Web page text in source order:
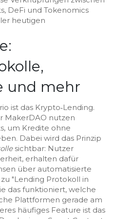
DeFi und Tokenomics
heutigen
und mehr
ist das Krypto‑Lending.
MakerDAO nutzen
um Kredite ohne
Dabei wird das Prinzip
sichtbar: Nutzer
erhalten dafür
über automatisierte
"Lending Protokoll in
das funktioniert, welche
Plattformen gerade am
häufiges Feature ist das